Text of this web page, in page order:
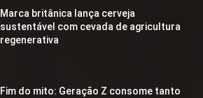
Marca britânica lança cerveja
sustentável com cevada de agricultura
regenerativa
Fim do mito: Geração Z consome tanto